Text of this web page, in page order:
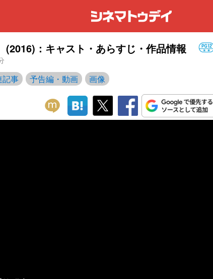
(2016)：キャスト・あらすじ・作品情報
記事 予告編・動画 画像